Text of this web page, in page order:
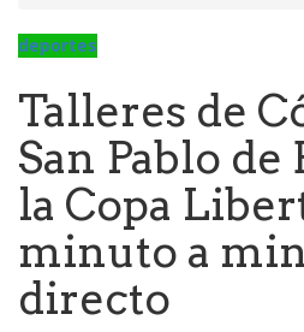
deportes
Talleres de
San Pablo de
la Copa
minuto a
directo